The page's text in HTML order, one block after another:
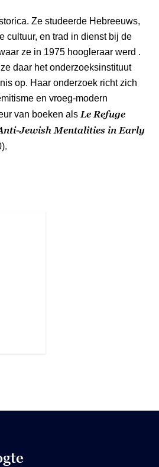
Ze studeerde Hebreeuws,
cultuur, en trad in dienst bij de
ze in 1975 hoogleraar werd .
daar het onderzoeksinstituut
op. Haar onderzoek richt zich
en vroeg-modern
van boeken als Le Refuge
Jewish Mentalities in Early